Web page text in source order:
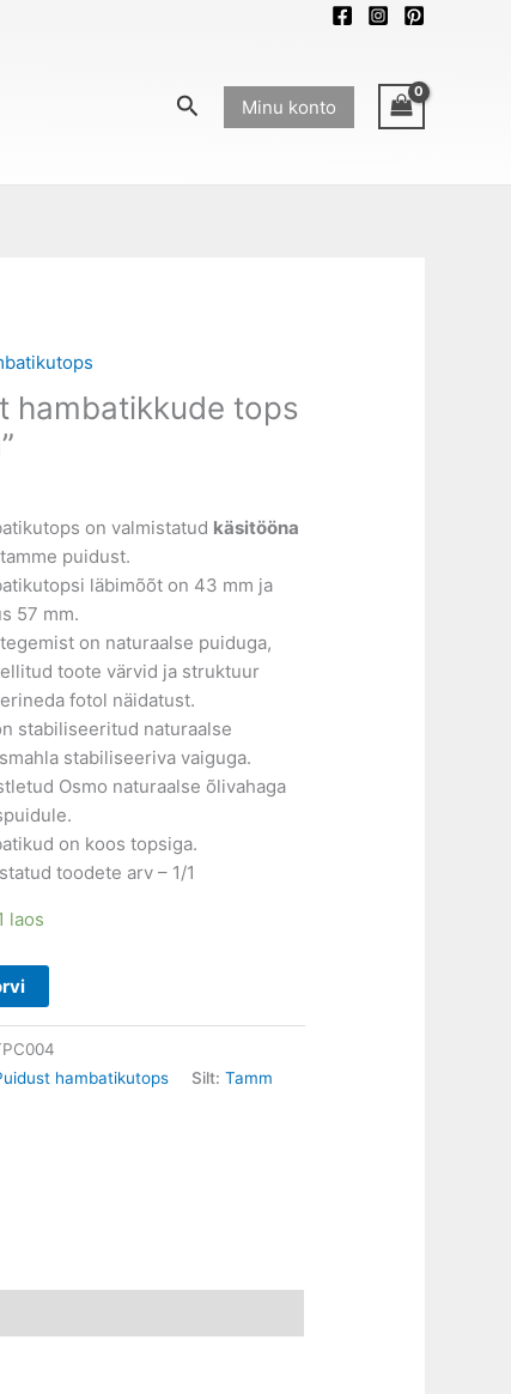
SearchMinu konto
hambatikkude tops
on valmistatud käsitööna
puidust.
läbimõõt on 43 mm ja
57 mm.
on naturaalse puiduga,
toote värvid ja struktuur
fotol näidatust.
stabiliseeritud naturaalse
stabiliseeriva vaiguga.
Osmo naturaalse õlivahaga
on koos topsiga.
toodete arv – 1/1
laos
hambatikutops Silt:Tamm